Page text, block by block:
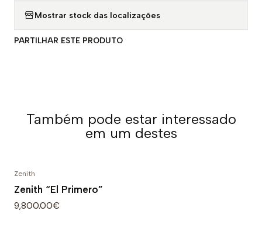
Mostrar stock das localizações
PARTILHAR ESTE PRODUTO
Também pode estar interessado
em um destes
Zenith
Zenith “El Primero”
9,800.00€